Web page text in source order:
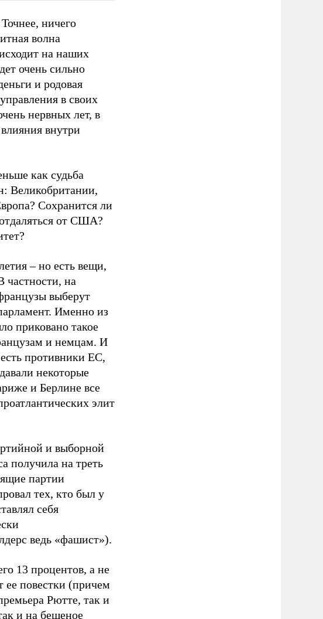
ничего
волна
на наших
очень сильно
и родовая
в своих
нервных лет, в
внутри
как судьба
Великобритании,
Сохранится ли
от США?
– но есть вещи,
частности, на
выберут
Именно из
приковано такое
и немцам. И
противники ЕС,
некоторые
и Берлине все
элит
и выборной
получила на треть
партии
тех, кто был у
себя
ведь «фашист»).
13 процентов, а не
ее повестки (причем
Рютте, так и
и на бешеное